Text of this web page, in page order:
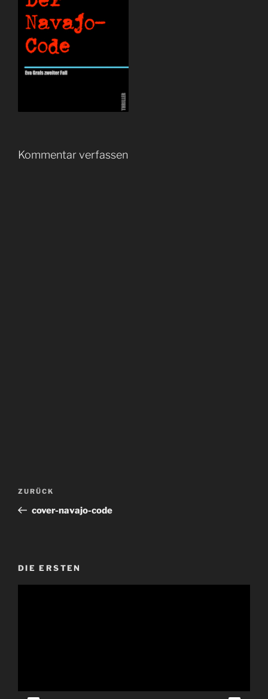
Kommentar verfassen
Beitragsnavigation
Vorheriger
Beitrag
ZURÜCK
cover-navajo-code
DIE ERSTEN